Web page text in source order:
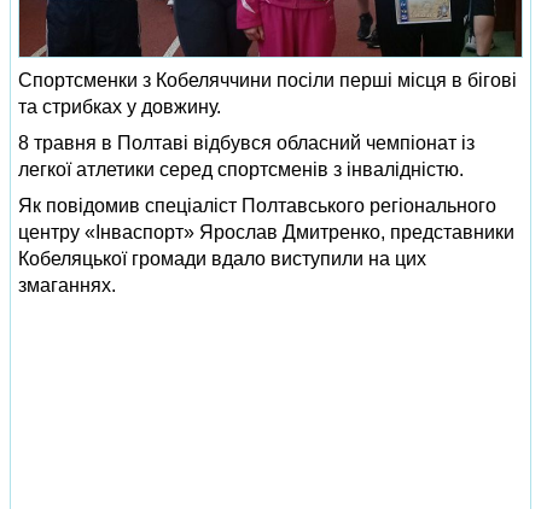
Спортсменки з Кобеляччини посіли перші місця в бігові
та стрибках у довжину.
8 травня в Полтаві відбувся обласний чемпіонат із
легкої атлетики серед спортсменів з інвалідністю.
Як повідомив спеціаліст Полтавського регіонального
центру «Інваспорт» Ярослав Дмитренко, представники
Кобеляцької громади вдало виступили на цих
змаганнях.